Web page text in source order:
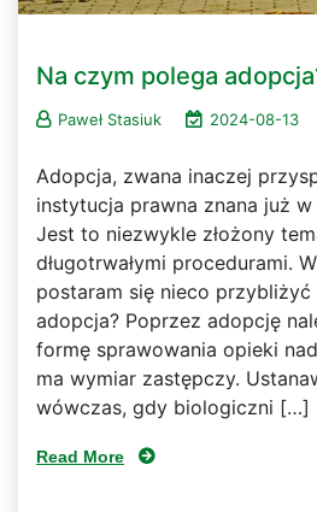
Na czym polega
Paweł Stasiuk 2024-08-13
Adopcja, zwana inaczej
instytucja prawna znana już
Jest to niezwykle złożony
długotrwałymi procedurami.
postaram się nieco
adopcja? Poprzez adopcję
formę sprawowania opieki
ma wymiar zastępczy.
wówczas, gdy biologiczni […]
Read More